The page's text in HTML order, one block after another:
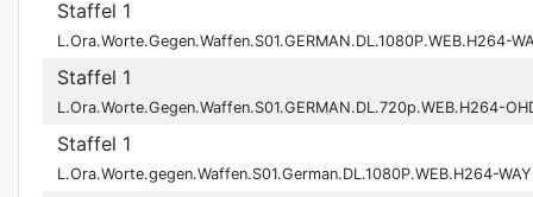
Staffel 1
L.Ora.Worte.Gegen.Waffen.S01.GERMAN.DL.1080P.WEB.H264-
Staffel 1
L.Ora.Worte.Gegen.Waffen.S01.GERMAN.DL.720p.WEB.H264-
Staffel 1
L.Ora.Worte.gegen.Waffen.S01.German.DL.1080P.WEB.H264-